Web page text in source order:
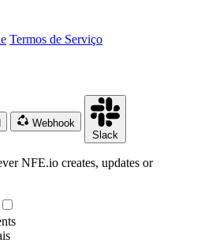
Termos de Serviço
Webhook
Slack
NFE.io creates, updates or